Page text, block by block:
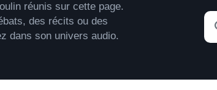
réunis sur cette page.
des récits ou des
dans son univers audio.